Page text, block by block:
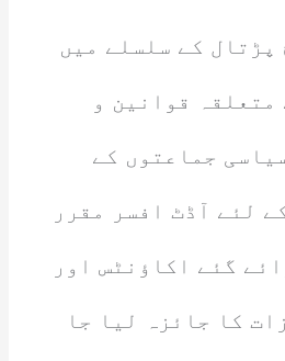
پڑتال کے سلسلے میں
متعلقہ قوانین و
جماعتوں کے
لئے آڈٹ افسر مقرر
گئے اکاؤنٹس اور
کا جائزہ لیا جا